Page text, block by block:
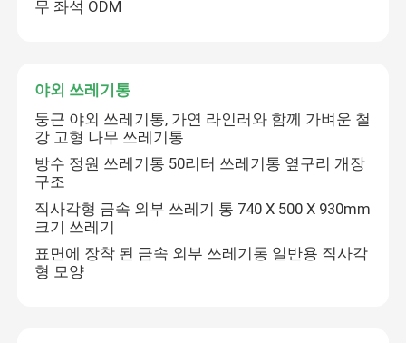
무 좌석 ODM
야외 쓰레기통
둥근 야외 쓰레기통, 가연 라인러와 함께 가벼운 철
강 고형 나무 쓰레기통
방수 정원 쓰레기통 50리터 쓰레기통 옆구리 개장
구조
직사각형 금속 외부 쓰레기 통 740 X 500 X 930mm
크기 쓰레기
표면에 장착 된 금속 외부 쓰레기통 일반용 직사각
형 모양